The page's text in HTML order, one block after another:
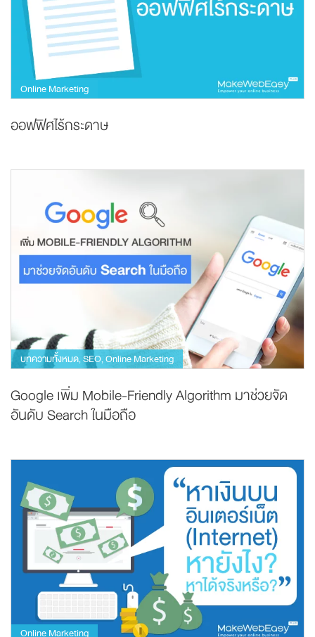
Online Marketing
ออฟฟิศไร้กระดาษ
บทความทั้งหมด,SEO,Online Marketing
Google เพิ่ม Mobile-Friendly Algorithm มาช่วยจัด
อันดับ Search ในมือถือ
Online Marketing